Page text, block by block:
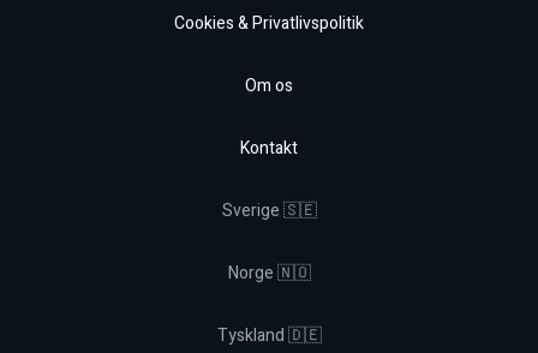
Cookies & Privatlivspolitik
Om os
Kontakt
Sverige 🇸🇪
Norge 🇳🇴
Tyskland 🇩🇪